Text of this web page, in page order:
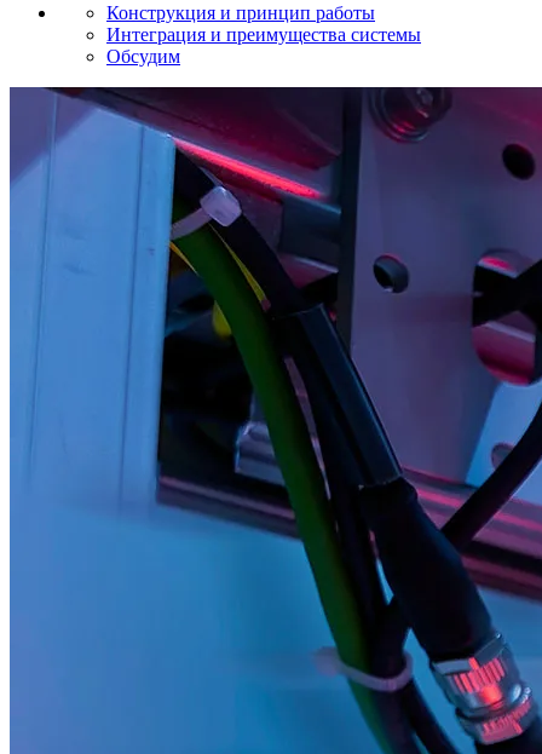
Конструкция и принцип работы
Интеграция и преимущества системы
Обсудим